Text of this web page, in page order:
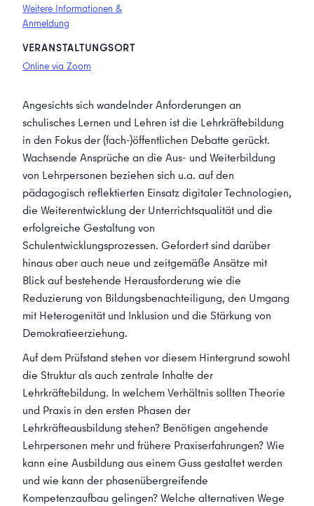
Weitere Informationen &
Anmeldung
VERANSTALTUNGSORT
Online via Zoom
Angesichts sich wandelnder Anforderungen an
schulisches Lernen und Lehren ist die Lehrkräftebildung
in den Fokus der (fach-)öffentlichen Debatte gerückt.
Wachsende Ansprüche an die Aus- und Weiterbildung
von Lehrpersonen beziehen sich u.a. auf den
pädagogisch reflektierten Einsatz digitaler Technologien,
die Weiterentwicklung der Unterrichtsqualität und die
erfolgreiche Gestaltung von
Schulentwicklungsprozessen. Gefordert sind darüber
hinaus aber auch neue und zeitgemäße Ansätze mit
Blick auf bestehende Herausforderung wie die
Reduzierung von Bildungsbenachteiligung, den Umgang
mit Heterogenität und Inklusion und die Stärkung von
Demokratieerziehung.
Auf dem Prüfstand stehen vor diesem Hintergrund sowohl
die Struktur als auch zentrale Inhalte der
Lehrkräftebildung. In welchem Verhältnis sollten Theorie
und Praxis in den ersten Phasen der
Lehrkräfteausbildung stehen? Benötigen angehende
Lehrpersonen mehr und frühere Praxiserfahrungen? Wie
kann eine Ausbildung aus einem Guss gestaltet werden
und wie kann der phasenübergreifende
Kompetenzaufbau gelingen? Welche alternativen Wege